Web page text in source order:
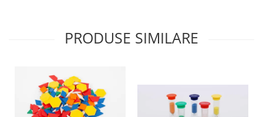
Stimulare senzoriala
Stimulare olfactivă
Stimulare tactila
Stimulare vizuala
PRODUSE SIMILARE